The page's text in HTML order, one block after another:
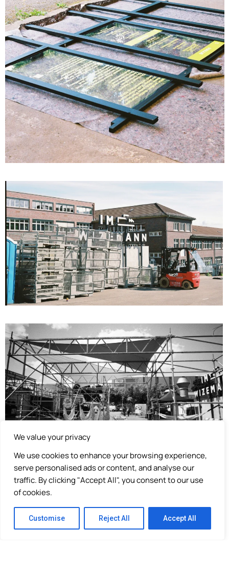
We value your privacy
We use cookies to enhance your browsing experience,
serve personalised ads or content, and analyse our
traffic. By clicking "Accept All", you consent to our use
of cookies.
Customise Reject All Accept All
Wir sind RAOUL PROductions